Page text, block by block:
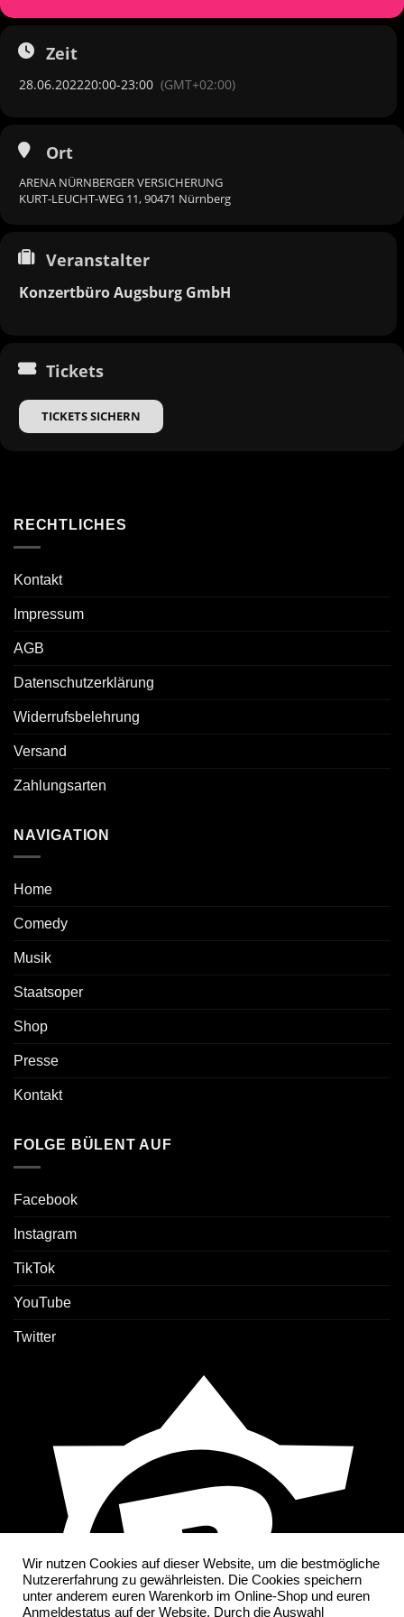
Zeit
28.06.202220:00-23:00 (GMT+02:00)
Ort
ARENA NÜRNBERGER VERSICHERUNG
KURT-LEUCHT-WEG 11, 90471 Nürnberg
Veranstalter
Konzertbüro Augsburg GmbH
Tickets
TICKETS SICHERN
RECHTLICHES
Kontakt
Impressum
AGB
Datenschutzerklärung
Widerrufsbelehrung
Versand
Zahlungsarten
NAVIGATION
Home
Comedy
Musik
Staatsoper
Shop
Presse
Kontakt
FOLGE BÜLENT AUF
Facebook
Instagram
TikTok
YouTube
Twitter
Wir nutzen Cookies auf dieser Website, um die bestmögliche
Nutzererfahrung zu gewährleisten. Die Cookies speichern
unter anderem euren Warenkorb im Online-Shop und euren
Anmeldestatus auf der Website. Durch die Auswahl